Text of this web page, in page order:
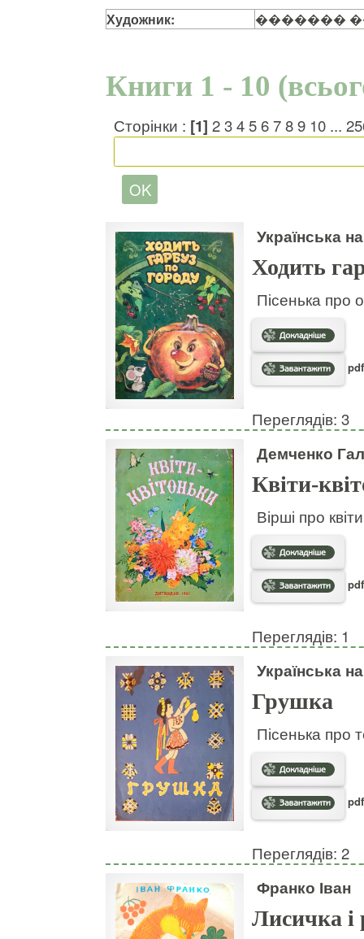
Художник: �������
Книги 1 - 10
Сторінки : [1] 23456789 10 ...
Українська
Ходить
Пісенька про
Переглядів: 3
Демченко
Квіти-
Вірші про
Переглядів: 1
Українська
Грушка
Пісенька про
Переглядів: 2
Франко Іван
Лисичка і